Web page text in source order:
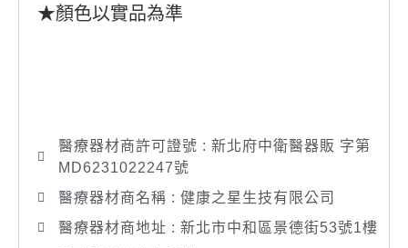
★顏色以實品為準
醫療器材商許可證號 : 新北府中衛醫器販 字第
MD6231022247號
醫療器材商名稱 : 健康之星生技有限公司
醫療器材商地址 : 新北市中和區景德街53號1樓